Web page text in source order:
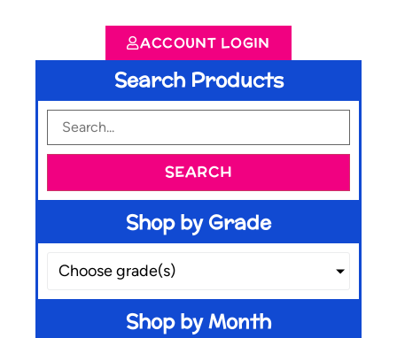
ACCOUNT LOGIN
Search Products
SEARCH
Shop by Grade
Choose grade(s)
Shop by Month